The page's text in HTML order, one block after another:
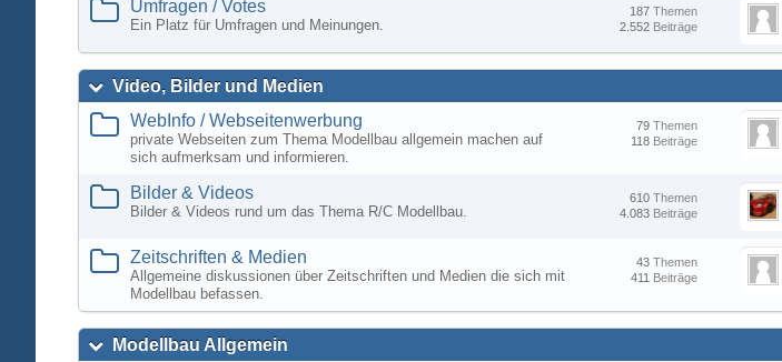
Umfragen / Votes
Ein Platz für Umfragen und Meinungen.
Themen
187
Beiträge
2.552
Video, Bilder und Medien
WebInfo / Webseitenwerbung
private Webseiten zum Thema Modellbau allgemein machen auf
sich aufmerksam und informieren.
Themen
79
Beiträge
118
Bilder & Videos
Bilder & Videos rund um das Thema R/C Modellbau.
Themen
610
Beiträge
4.083
Zeitschriften & Medien
Allgemeine diskussionen über Zeitschriften und Medien die sich mit
Modellbau befassen.
Themen
43
Beiträge
411
Modellbau Allgemein